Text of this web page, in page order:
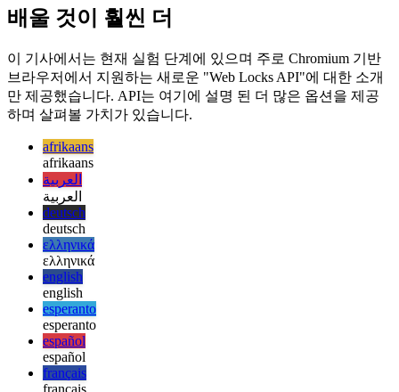
는 것이 아니라 (확실히 사용 사례 일 수 있음) 병렬 아키텍처
에서 함수 호출을 처리하는 것에 관한 것입니다. 부정적인 부
배울 것이 훨씬 더
브라우저에서 지원하는 새로운 "Web Locks API"에 대한 소개
만 제공했습니다. API는 여기에 설명 된 더 많은 옵션을 제공
하며 살펴볼 가치가 있습니다.
afrikaans
afrikaans
العربية
العربية
deutsch
deutsch
ελληνικά
ελληνικά
english
english
esperanto